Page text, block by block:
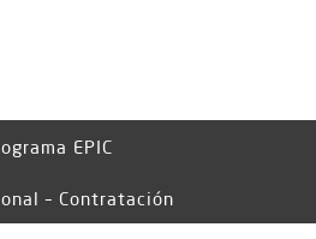
EPIC
– Contratación